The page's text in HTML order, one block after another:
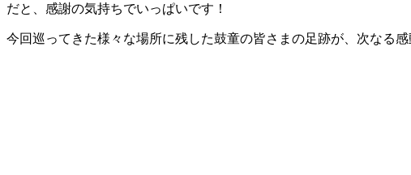
だと、感謝の気持ちでいっぱいです！
今回巡ってきた様々な場所に残した鼓童の皆さまの足跡が、次なる